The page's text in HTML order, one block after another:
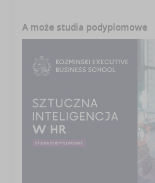
A może studia podyplomowe